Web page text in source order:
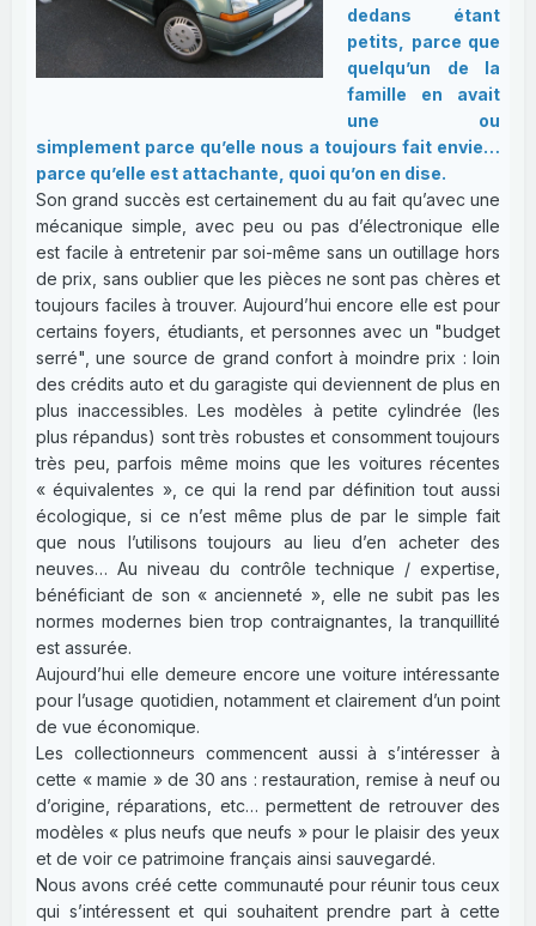
dedans étant
petits, parce que
quelqu’un de la
famille en avait
une ou
simplement parce qu’elle nous a toujours fait envie…
parce qu’elle est attachante, quoi qu’on en dise.
Son grand succès est certainement du au fait qu’avec une
mécanique simple, avec peu ou pas d’électronique elle
est facile à entretenir par soi-même sans un outillage hors
de prix, sans oublier que les pièces ne sont pas chères et
toujours faciles à trouver. Aujourd’hui encore elle est pour
certains foyers, étudiants, et personnes avec un "budget
serré", une source de grand confort à moindre prix : loin
des crédits auto et du garagiste qui deviennent de plus en
plus inaccessibles. Les modèles à petite cylindrée (les
plus répandus) sont très robustes et consomment toujours
très peu, parfois même moins que les voitures récentes
« équivalentes », ce qui la rend par définition tout aussi
écologique, si ce n’est même plus de par le simple fait
que nous l’utilisons toujours au lieu d’en acheter des
neuves… Au niveau du contrôle technique / expertise,
bénéficiant de son « ancienneté », elle ne subit pas les
normes modernes bien trop contraignantes, la tranquillité
est assurée.
Aujourd’hui elle demeure encore une voiture intéressante
pour l’usage quotidien, notamment et clairement d’un point
de vue économique.
Les collectionneurs commencent aussi à s’intéresser à
cette « mamie » de 30 ans : restauration, remise à neuf ou
d’origine, réparations, etc… permettent de retrouver des
modèles « plus neufs que neufs » pour le plaisir des yeux
et de voir ce patrimoine français ainsi sauvegardé.
Nous avons créé cette communauté pour réunir tous ceux
qui s’intéressent et qui souhaitent prendre part à cette